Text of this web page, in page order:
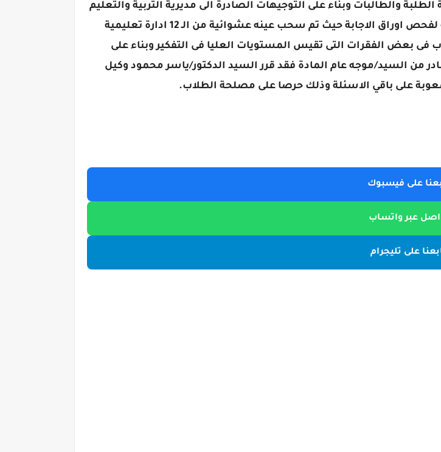
والطالبات وبناء على التوجيهات الصادرة الى مديرية التربية والتعليم
تم عمل لجنة من قبل موجهي مادة العلوم حيث تم تشكيل لجنة لفحص اوراق الاجابة حيث تم سحب عينه عشوائية من الـ 12 ادارة تعليمية
من الطلاب فى بعض الفقرات التى تقيس المستويات العليا فى التفكير وبناء على
من السيد/موجه عام المادة فقد قرر السيد الدكتور/ياسر محمود وكيل
على باقي الاسئلة وذلك حرصا على مصلحة الطلاب.
على فيسبوك
عبر واتساب
على تليجرام